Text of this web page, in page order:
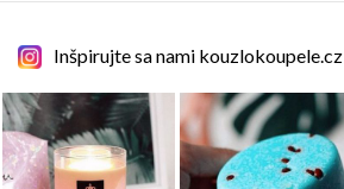
Inšpirujte sa nami kouzlokoupele.cz